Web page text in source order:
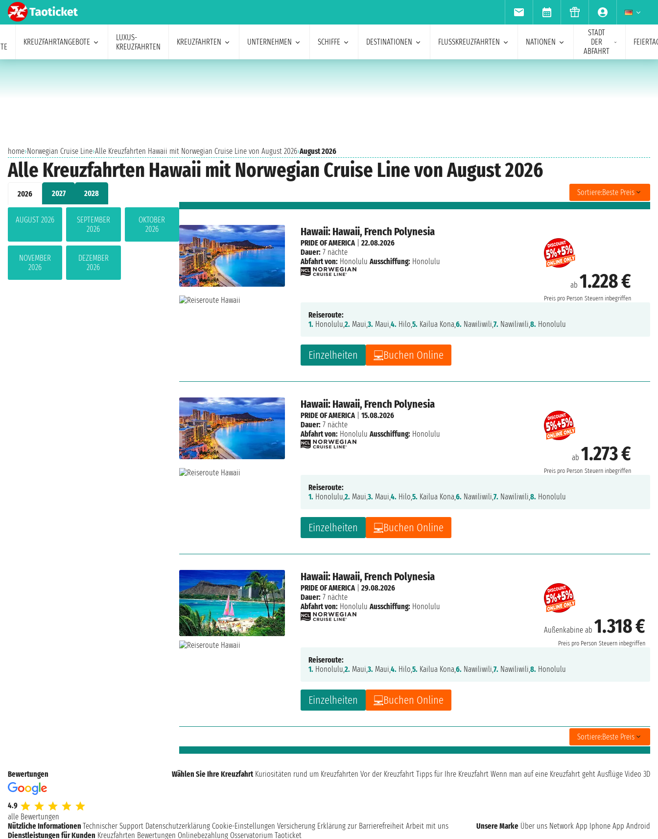
KREUZFAHRTANGEBOTE
LUXUS-
KREUZFAHRTEN
KREUZFAHRTEN UNTERNEHMEN SCHIFFE DESTINATIONEN FLUSSKREUZFAHRTEN NATIONEN
STADT
DER
ABFAHRT
home›Norwegian Cruise Line›Alle Kreuzfahrten Hawaii mit Norwegian Cruise Line von August 2026›August 2026
Alle Kreuzfahrten Hawaii mit Norwegian Cruise Line von August 2026
2026 2027 2028
AUGUST 2026
SEPTEMBER
2026
OKTOBER
2026
NOVEMBER
2026
DEZEMBER
2026
Sortiere:Beste Preis
Hawaii: Hawaii, French Polynesia
ab 1.228 €
Preis pro Person Steuern inbegriffen
Einzelheiten Buchen Online
PRIDE OF AMERICA|22.08.2026
Dauer: 7 nächte
Abfahrt von: Honolulu Ausschiffung: Honolulu
Reiseroute:
1. Honolulu,2. Maui,3. Maui,4. Hilo,5. Kailua Kona,6. Nawiliwili,7. Nawiliwili,8. Honolulu
Hawaii: Hawaii, French Polynesia
ab 1.273 €
Preis pro Person Steuern inbegriffen
Einzelheiten Buchen Online
PRIDE OF AMERICA|15.08.2026
Dauer: 7 nächte
Abfahrt von: Honolulu Ausschiffung: Honolulu
Reiseroute:
1. Honolulu,2. Maui,3. Maui,4. Hilo,5. Kailua Kona,6. Nawiliwili,7. Nawiliwili,8. Honolulu
Hawaii: Hawaii, French Polynesia
Außenkabine ab 1.318 €
Preis pro Person Steuern inbegriffen
Einzelheiten Buchen Online
PRIDE OF AMERICA|29.08.2026
Dauer: 7 nächte
Abfahrt von: Honolulu Ausschiffung: Honolulu
Reiseroute:
1. Honolulu,2. Maui,3. Maui,4. Hilo,5. Kailua Kona,6. Nawiliwili,7. Nawiliwili,8. Honolulu
Sortiere:Beste Preis
Bewertungen
4.9
alle Bewertungen
Wählen Sie Ihre Kreuzfahrt Kuriositäten rund um Kreuzfahrten Vor der Kreuzfahrt Tipps für Ihre Kreuzfahrt Wenn man auf eine Kreuzfahrt geht Ausflüge Video 3D
Nützliche Informationen Technischer Support Datenschutzerklärung Cookie-Einstellungen Versicherung Erklärung zur Barrierefreiheit Arbeit mit uns Unsere Marke Über uns Network App Iphone App Android
Dienstleistungen für Kunden Kreuzfahrten Bewertungen Onlinebezahlung Osservatorium Taoticket